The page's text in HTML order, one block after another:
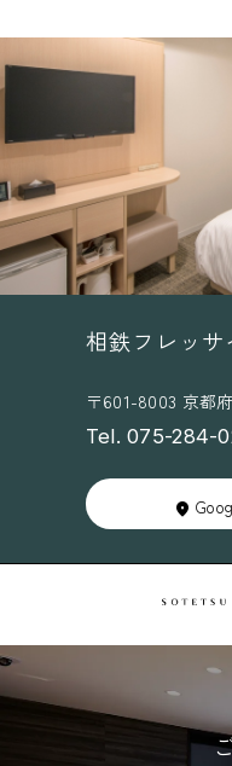
相鉄フレッ
〒601-8003 京都
Tel. 075-284-